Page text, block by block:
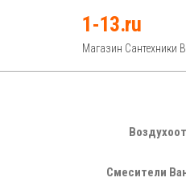
1-13.ru
Магазин Сантехники
Смесители